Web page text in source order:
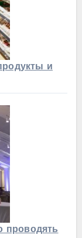
и
проводять